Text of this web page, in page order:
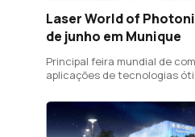
Laser World of
de junho em Munique
Principal feira mundial de
aplicações de tecnologias